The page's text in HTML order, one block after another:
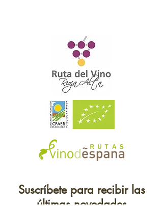
Suscríbete para recibir las